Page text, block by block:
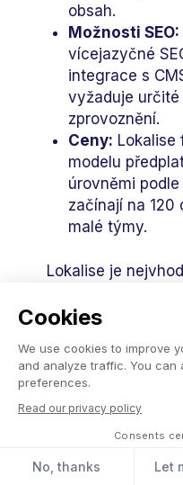
Cookies
We use cookies to improve
and analyze traffic. You
preferences.
Read our privacy policy
Consents
No, thanks Let
obsah.
Možnosti SEO:
vícejazyčné
integrace s
vyžaduje
zprovoznění.
Ceny: Lokalise
modelu
úrovněmi
začínají na 120
malé týmy.
Lokalise je
spolupracovat
vývojáři,
zajistit tak
napříč týmy. Jeho
rozhraní, silné
a automatizace
ideální pro